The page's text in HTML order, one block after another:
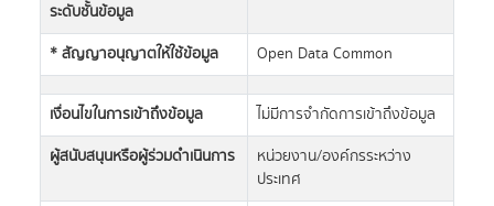
ระดับชั้นข้อมูล
* สัญญาอนุญาตให้ใช้ข้อมูล
Open Data Common
เงื่อนไขในการเข้าถึงข้อมูล
ไม่มีการจำกัดการเข้าถึงข้อมูล
ผู้สนับสนุนหรือผู้ร่วมดำเนินการ
หน่วยงาน/องค์กรระหว่าง
ประเทศ